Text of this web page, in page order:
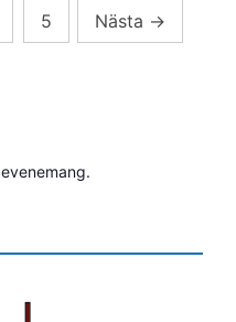
5 Nästa →